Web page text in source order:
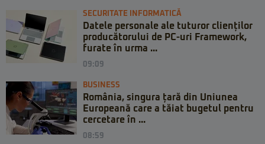
SECURITATE INFORMATICĂ
Datele personale ale tuturor clienților
producătorului de PC-uri Framework,
furate în urma ...
09:09
BUSINESS
România, singura țară din Uniunea
Europeană care a tăiat bugetul pentru
cercetare în ...
08:59